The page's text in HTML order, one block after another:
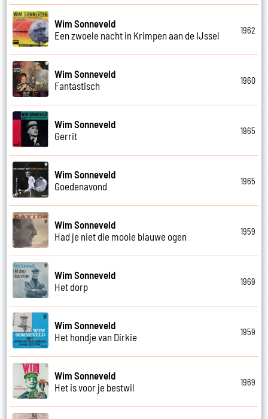
Wim Sonneveld
Een zwoele nacht in Krimpen aan de IJssel
1962
Wim Sonneveld
Fantastisch
1960
Wim Sonneveld
Gerrit
1965
Wim Sonneveld
Goedenavond
1965
Wim Sonneveld
Had je niet die mooie blauwe ogen
1959
Wim Sonneveld
Het dorp
1969
Wim Sonneveld
Het hondje van Dirkie
1959
Wim Sonneveld
Het is voor je bestwil
1969